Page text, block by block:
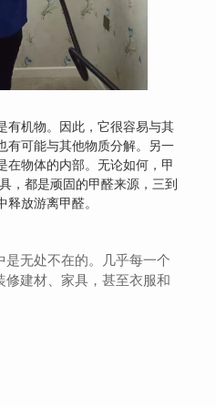
有机物。因此，它很容易与其
有可能与其他物质分解。另一
在物体的内部。无论如何，甲
，都是顽固的甲醛来源，三到
放游离甲醛。
无处不在的。几乎每一个
建材、家具，甚至衣服和